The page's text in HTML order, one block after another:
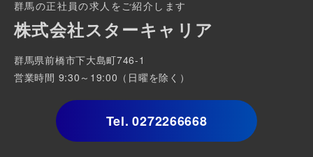
群馬の正社員の求人をご紹介します
株式会社スターキャリア
群馬県前橋市下大島町746-1
営業時間 9:30～19:00（日曜を除く）
Tel. 0272266668